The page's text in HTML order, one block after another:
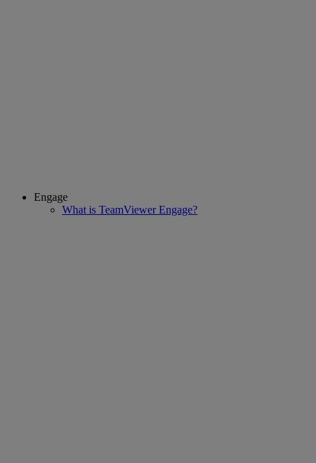
Engage
What is TeamViewer Engage?